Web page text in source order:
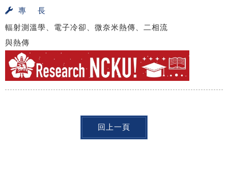
專 長
輻射測溫學、電子冷卻、微奈米熱傳、二相流
與熱傳
回上一頁